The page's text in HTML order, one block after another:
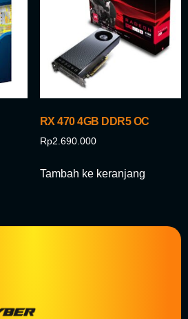
RX 470 4GB DDR5 OC
Rp2.690.000
Tambah ke keranjang